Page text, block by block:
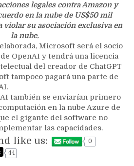
legales contra Amazon y
en la nube de US$50 mil
su asociación exclusiva en
la nube.
Microsoft será el socio
OpenAI y tendrá una licencia
del creador de ChatGPT
tampoco pagará una parte de
también se enviarían primero
en la nube Azure de
el gigante del software no
las capacidades.
like us:
0
44